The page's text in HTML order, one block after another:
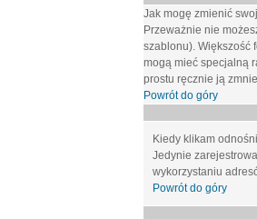
Jak mogę zmienić
Przeważnie nie
szablonu). Większość
mogą mieć specjalną
prostu ręcznie ją
Powrót do góry
Kiedy klikam
Jedynie
wykorzystaniu
Powrót do góry